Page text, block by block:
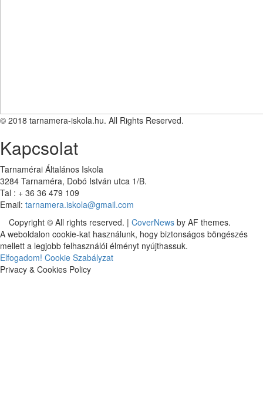
© 2018 tarnamera-iskola.hu. All Rights Reserved.
Kapcsolat
Tarnamérai Általános Iskola
3284 Tarnaméra, Dobó István utca 1/B.
Tal : + 36 36 479 109
Email: tarnamera.iskola@gmail.com
Copyright © All rights reserved. | CoverNews by AF themes.
A weboldalon cookie-kat használunk, hogy biztonságos böngészés
mellett a legjobb felhasználói élményt nyújthassuk.
Elfogadom! Cookie Szabályzat
Privacy & Cookies Policy